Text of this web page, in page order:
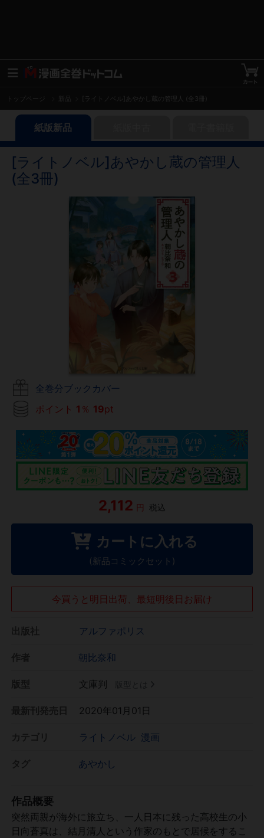
トップページ [ライトノベル]あやかし蔵の管理人 (全3冊)
紙版新品
[ライトノベル]あやかし蔵の管理人
(全3冊)
全巻分ブックカバー
ポイント 1 ％ 19pt
2,112 円 税込
カートに入れる
(新品コミックセット)
今買うと明日出荷、最短明後日お届け
アルファポリス
朝比奈和
文庫判
2020年01月01日
ライトノベル 漫画
あやかし
作品概要
突然両親が海外に旅立ち、一人日本に残った高校生の小
日向蒼真は、結月清人という作家のもとで居候をするこ